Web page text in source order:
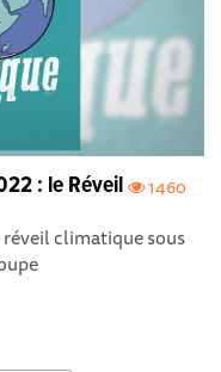
1460
: le Réveil
climatique sous